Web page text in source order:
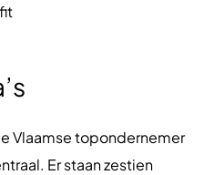
Vlaamse topondernemer
Er staan zestien